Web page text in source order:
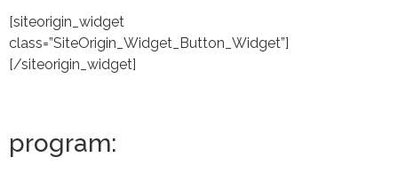
[siteorigin_widget
class=”SiteOrigin_Widget_Button_Widget”]
[/siteorigin_widget]
program: